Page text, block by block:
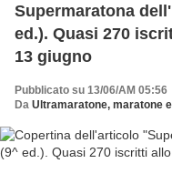
Supermaratona
ed.). Quasi 270
13 giugno
Pubblicato su 13/06/AM 05:56
Da Ultramaratone, maratone